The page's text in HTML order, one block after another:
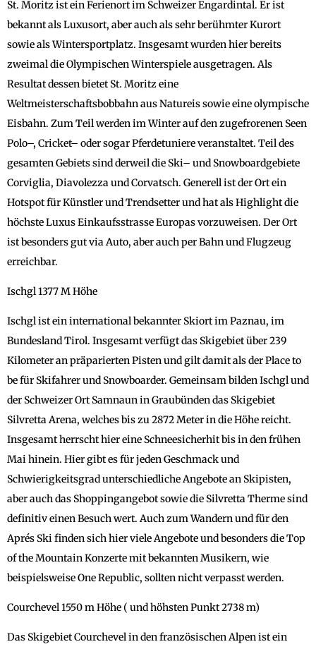
St. Moritz ist ein Ferienort im Schweizer Engardintal. Er ist
bekannt als Luxusort, aber auch als sehr berühmter Kurort
sowie als Wintersportplatz. Insgesamt wurden hier bereits
zweimal die Olympischen Winterspiele ausgetragen. Als
Resultat dessen bietet St. Moritz eine
Weltmeisterschaftsbobbahn aus Natureis sowie eine olympische
Eisbahn. Zum Teil werden im Winter auf den zugefrorenen Seen
Polo–, Cricket– oder sogar Pferdetuniere veranstaltet. Teil des
gesamten Gebiets sind derweil die Ski– und Snowboardgebiete
Corviglia, Diavolezza und Corvatsch. Generell ist der Ort ein
Hotspot für Künstler und Trendsetter und hat als Highlight die
höchste Luxus Einkaufsstrasse Europas vorzuweisen. Der Ort
ist besonders gut via Auto, aber auch per Bahn und Flugzeug
erreichbar.
Ischgl 1377 M Höhe
Ischgl ist ein international bekannter Skiort im Paznau, im
Bundesland Tirol. Insgesamt verfügt das Skigebiet über 239
Kilometer an präparierten Pisten und gilt damit als der Place to
be für Skifahrer und Snowboarder. Gemeinsam bilden Ischgl und
der Schweizer Ort Samnaun in Graubünden das Skigebiet
Silvretta Arena, welches bis zu 2872 Meter in die Höhe reicht.
Insgesamt herrscht hier eine Schneesicherhit bis in den frühen
Mai hinein. Hier gibt es für jeden Geschmack und
Schwierigkeitsgrad unterschiedliche Angebote an Skipisten,
aber auch das Shoppingangebot sowie die Silvretta Therme sind
definitiv einen Besuch wert. Auch zum Wandern und für den
Aprés Ski finden sich hier viele Angebote und besonders die Top
of the Mountain Konzerte mit bekannten Musikern, wie
beispielsweise One Republic, sollten nicht verpasst werden.
Courchevel 1550 m Höhe ( und höhsten Punkt 2738 m)
Das Skigebiet Courchevel in den französischen Alpen ist ein